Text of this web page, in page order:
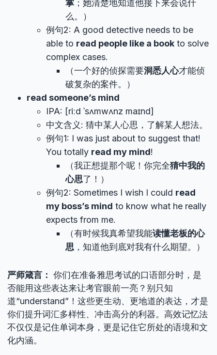
掌 ；她清楚地知道他接下来会说什
么。）
例句2: A good detective needs to be
able to read people like a book to solve
complex cases.
（一个好的侦探需要洞悉人心才能侦
破复杂的案件。）
read someone’s mind
IPA: [riːd ˈsʌmwʌnz maɪnd]
中文含义: 猜中某人心思，了解某人想法。
例句1: I was just about to suggest that!
You totally read my mind!
（我正想提那个呢！你完全猜中我的
心思了！）
例句2: Sometimes I wish I could read
my boss’s mind to know what he really
expects from me.
（有时候我真希望我能读懂老板的心
思 ，知道他到底对我有什么期望。）
严师箴言： 你们在准备雅思考试的口语部分时，是
否能用这些表达来让考官眼前一亮？别只知
道“understand”！这些更生动、更地道的表达，才是
你们提升词汇多样性、冲击高分的利器。高效记忆法
不仅仅是记住单词本身，更是记住它所处的语境和文
化内涵。